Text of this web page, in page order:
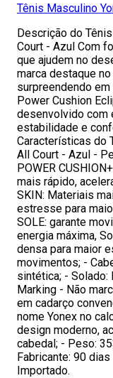
Tênis Masculino
Descrição do
Court - Azul Com
que ajudem no
marca destaque
surpreendendo
Power Cushion
desenvolvido com
estabilidade e
Características do
All Court - Azul -
POWER
mais rápido,
SKIN: Materiais
estresse para
SOLE: garante
energia máxima,
densa para maior
movimentos; -
sintética; - Solado:
Marking - Não
em cadarço
nome Yonex no
design moderno,
cabedal; - Peso:
Fabricante: 90
Importado.